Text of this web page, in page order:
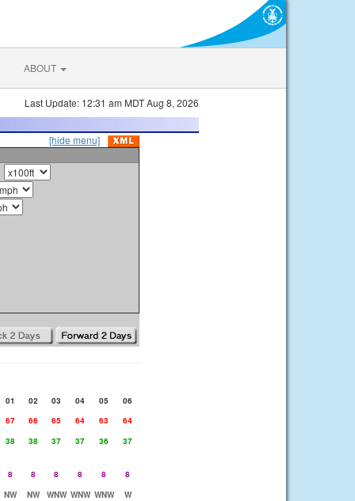
ABOUT
Last Update: 12:31 am MDT Aug 8, 2026
[hide menu]
01 02 03 04 05
06
67 66 65 64 63
64
38 38 37 37 36
37
8 8 8 8 8
8
NW NW WNW WNW WNW
W